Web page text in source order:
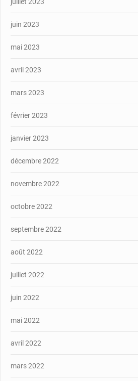
juin 2023
mai 2023
avril 2023
mars 2023
février 2023
janvier 2023
décembre 2022
novembre 2022
octobre 2022
septembre 2022
août 2022
juillet 2022
juin 2022
mai 2022
avril 2022
mars 2022